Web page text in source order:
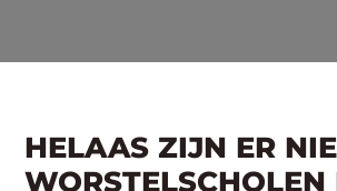
HELAAS ZIJN ER
WORSTELSCHOLEN